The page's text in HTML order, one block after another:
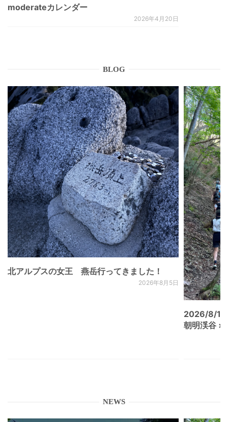
moderateカレンダー
2026年4月20日
BLOG
北アルプスの女王 燕岳行ってきました！
2026年8月5日
2026/8/
朝明渓谷 ×
NEWS